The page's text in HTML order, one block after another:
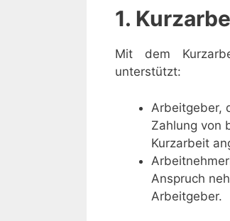
1.
Mit dem
unterstützt:
Arbeitgeber,
Zahlung von
Kurzarbeit
Anspruch
Arbeitgeber.